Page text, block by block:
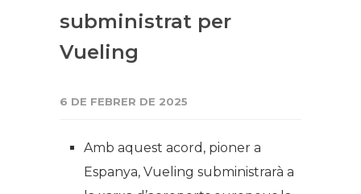
subministrat per
Vueling
6 DE FEBRER DE 2025
Amb aquest acord, pioner a
Espanya, Vueling subministrarà a